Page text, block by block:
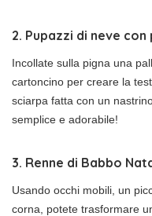
2. Pupazzi di neve con
Incollate sulla pigna una
cartoncino per creare la
sciarpa fatta con un
semplice e adorabile!
3. Renne di Babbo
Usando occhi mobili, un
corna, potete trasformare